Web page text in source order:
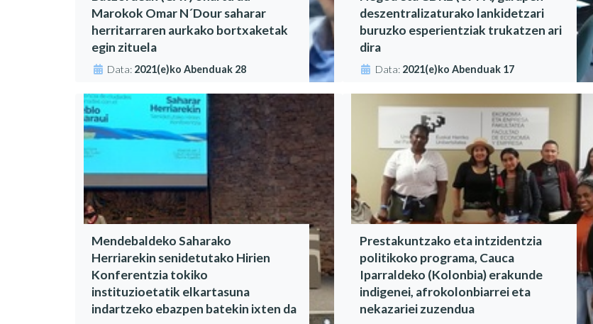
Marokok Omar N´Dour saharar
herritarraren aurkako bortxaketak
egin zituela
Data: 2021(e)ko Abenduak 28
deszentralizaturako lankidetzari
buruzko esperientziak trukatzen ari
dira
Data: 2021(e)ko Abenduak 17
Mendebaldeko Saharako
Herriarekin senidetutako Hirien
Konferentzia tokiko
instituzioetatik elkartasuna
indartzeko ebazpen batekin ixten da
Prestakuntzako eta intzidentzia
politikoko programa, Cauca
Iparraldeko (Kolonbia) erakunde
indigenei, afrokolonbiarrei eta
nekazariei zuzendua